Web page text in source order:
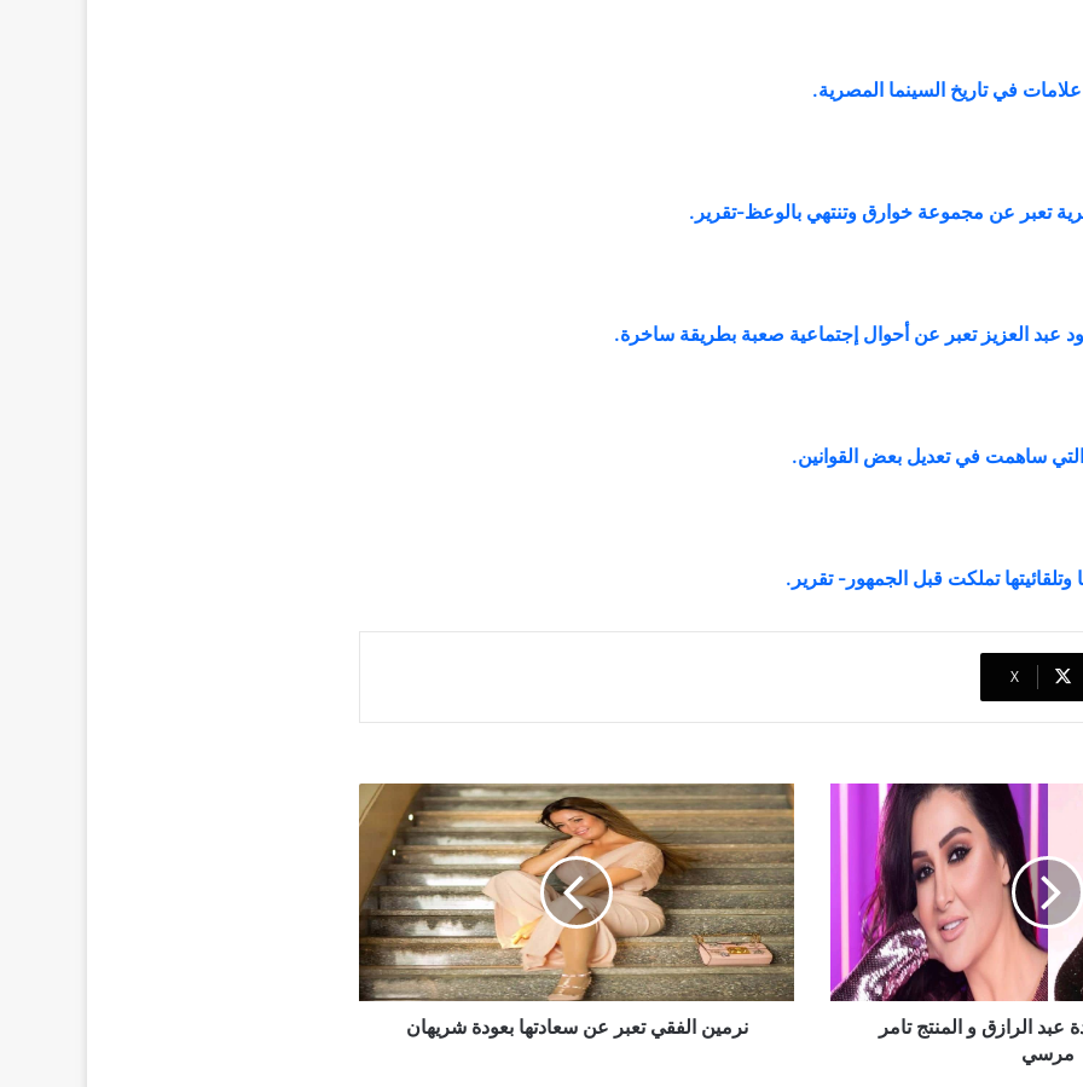
في تاريخ السينما المصرية.
تعبر عن مجموعة خوارق وتنتهي بالوعظ-تقرير .
عبد العزيز تعبر عن أحوال إجتماعية صعبة بطريقة ساخرة.
ساهمت في تعديل بعض القوانين.
وتلقائيتها تملكت قبل الجمهور- تقرير.
‫X
عبد الرازق و المنتج تامر
مرسي
نرمين
الفقي
تعبر
عن
سعادتها
بعودة
شريهان
نرمين الفقي تعبر عن سعادتها بعودة شريهان